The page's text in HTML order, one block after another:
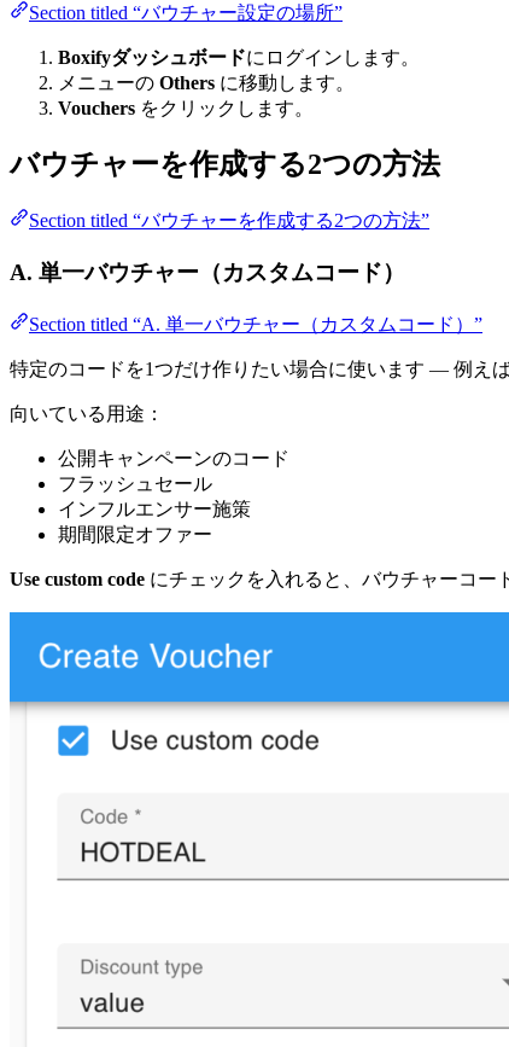
Section titled “バウチャー設定の場所”
Boxifyダッシュボードにログインします。
メニューの Others に移動します。
Vouchers をクリックします。
バウチャーを作成する2つの方法
Section titled “バウチャーを作成する2つの方法”
A. 単一バウチャー（カスタムコード）
Section titled “A. 単一バウチャー（カスタムコード）”
特定のコードを1つだけ作りたい場合に使います — 例え
向いている用途：
公開キャンペーンのコード
フラッシュセール
インフルエンサー施策
期間限定オファー
Use custom code にチェックを入れると、バウチャーコー